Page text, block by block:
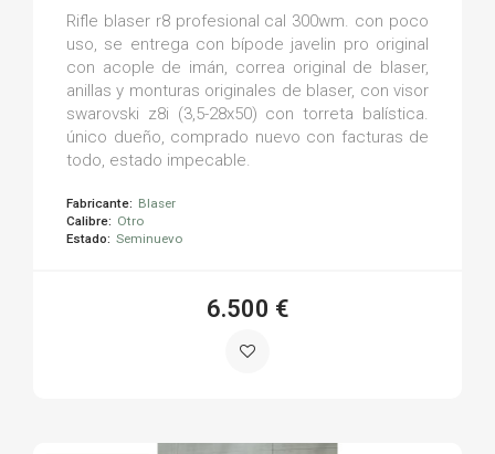
Rifle blaser r8 profesional cal 300wm. con poco
uso, se entrega con bípode javelin pro original
con acople de imán, correa original de blaser,
anillas y monturas originales de blaser, con visor
swarovski z8i (3,5-28x50) con torreta balística.
único dueño, comprado nuevo con facturas de
todo, estado impecable.
Fabricante: Blaser
Calibre: Otro
Estado: Seminuevo
6.500 €